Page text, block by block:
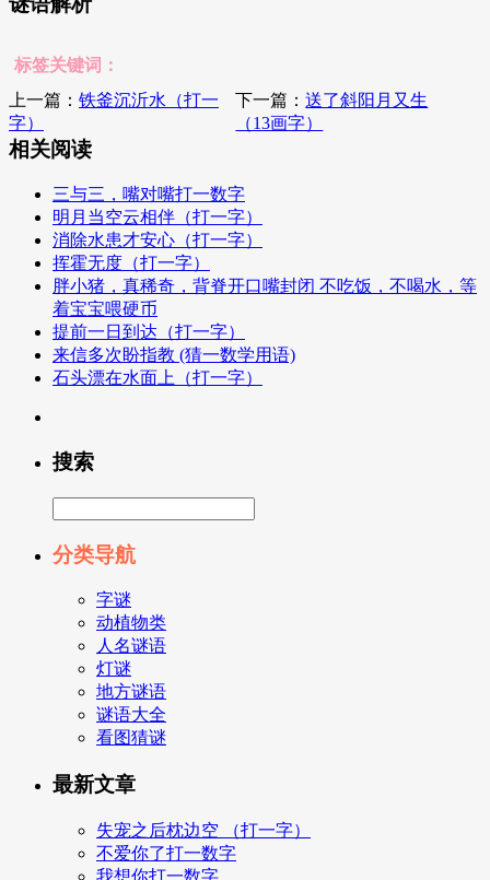
标签关键词：
上一篇： 铁釜沉沂水（打一
字）
下一篇：送了斜阳月又生
（13画字）
相关阅读
三与三，嘴对嘴打一数字
明月当空云相伴（打一字）
消除水患才安心（打一字）
挥霍无度（打一字）
胖小猪，真稀奇，背脊开口嘴封闭 不吃饭，不喝水，等
着宝宝喂硬币
提前一日到达（打一字）
来信多次盼指教 (猜一数学用语)
石头漂在水面上（打一字）
搜索
分类导航
字谜
动植物类
人名谜语
灯谜
地方谜语
谜语大全
看图猜谜
最新文章
失宠之后枕边空 （打一字）
不爱你了打一数字
我想你打一数字